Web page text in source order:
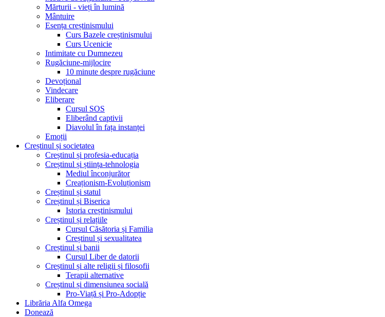
Mărturii - vieți în lumină
Mântuire
Esența creștinismului
Curs Bazele creștinismului
Curs Ucenicie
Intimitate cu Dumnezeu
Rugăciune-mijlocire
10 minute despre rugăciune
Devoțional
Vindecare
Eliberare
Cursul SOS
Eliberând captivii
Diavolul în fața instanței
Emoții
Creștinul și societatea
Creștinul și profesia-educația
Creștinul și știința-tehnologia
Mediul înconjurător
Creaționism-Evoluționism
Creștinul și statul
Creștinul și Biserica
Istoria creștinismului
Creștinul și relațiile
Cursul Căsătoria și Familia
Creștinul și sexualitatea
Creștinul și banii
Cursul Liber de datorii
Creștinul și alte religii și filosofii
Terapii alternative
Creștinul și dimensiunea socială
Pro-Viață și Pro-Adopție
Librăria Alfa Omega
Donează